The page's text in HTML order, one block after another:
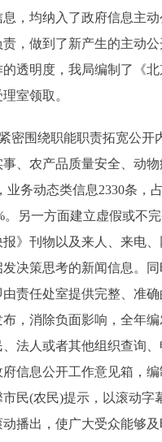
，均纳入了政府信息主
，做到了新产生的主动
透明度，我局编制了《
室领取。
围绕职能职责拓宽公开
、农产品质量安全、动
务动态类信息2330条
。另一方面建立虚假或
》刊物以及来人、来电
决策思考的新闻信息。
责任处室提供完整、准
，消除负面影响，全年
法人或者其他组织查询
信息公开工作意见箱，
民(农民)提示，以滚动
播出，使广大受众能够